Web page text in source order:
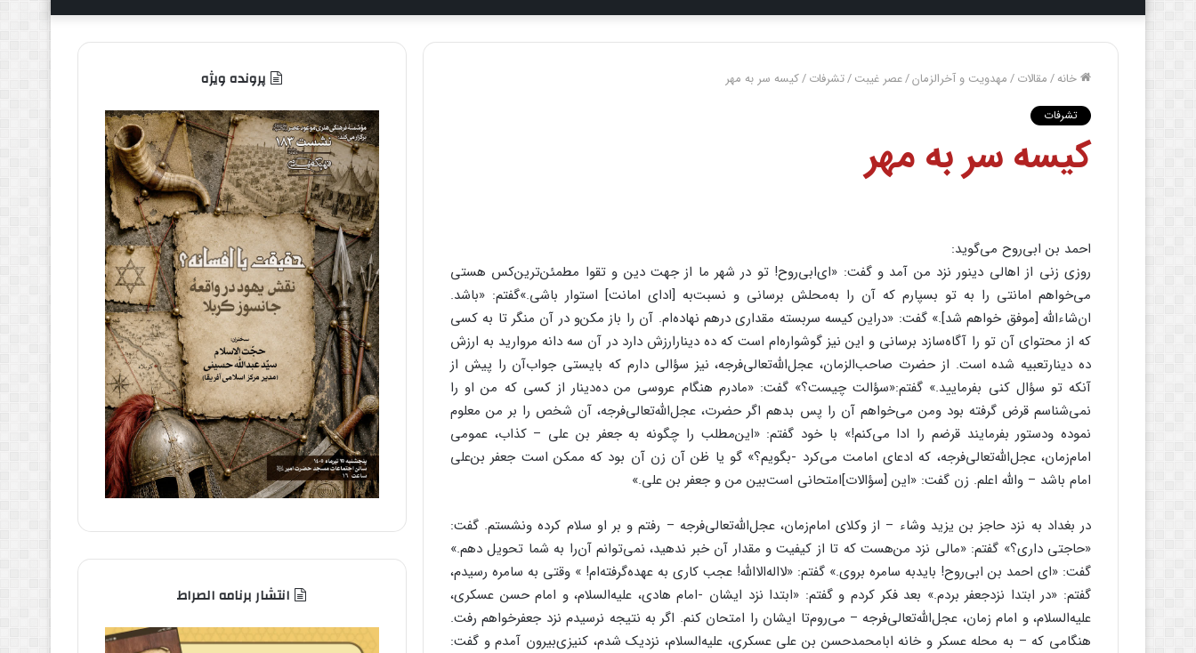
برایپوسته
خانه/مقالات/مهدویت و آخرالزمان/عصر غیبت/تشرفات/کیسه سر به مهر
تشرفات
کیسه سر به مهر
احمد بن ابى‌‌روح مى‌‌گوید:
روزى زنى از اهالى دینور نزد من آمد و گفت: «اى‌‌ابى‌‌روح! تو در شهر ما از جهت دین و تقوا مطمئن‌‌ترین‌‌کس هستى
مى‌‌خواهم امانتى را به تو بسپارم که آن را به‌‌محلش برسانى و نسبت‌‌به [اداى امانت] استوار باشى.»گفتم: «باشد.
ان‌‌شاءالله [موفق خواهم شد].» گفت: «دراین کیسه سربسته مقدارى درهم نهاده‌‌ام. آن را باز مکن‌‌و در آن منگر تا به کسى
که از محتواى آن تو را آگاه‌‌سازد برسانى و این نیز گوشواره‌‌ام است که ده دینارارزش دارد در آن سه دانه مروارید به ارزش
ده دینارتعبیه شده است. از حضرت صاحب‌‌الزمان، عجل‌‌الله‌‌تعالى‌‌فرجه، نیز سؤالى دارم که بایستى جواب‌‌آن را پیش از
آنکه تو سؤال کنى بفرمایید.» گفتم:«سؤالت چیست؟» گفت: «مادرم هنگام عروسى من ده‌‌دینار از کسى که من او را
نمى‌‌شناسم قرض گرفته بود ومن مى‌‌خواهم آن را پس بدهم اگر حضرت، عجل‌‌الله‌‌تعالى‌‌فرجه، آن شخص را بر من معلوم
نموده ودستور بفرمایند قرضم را ادا مى‌‌کنم!» با خود گفتم: «این‌‌مطلب را چگونه به جعفر بن على – کذاب، عمومى
امام‌‌زمان، عجل‌‌الله‌‌تعالى‌‌فرجه، که ادعاى امامت مى‌‌کرد -بگویم؟» گو یا ظن آن زن آن بود که ممکن است جعفر بن‌‌على
امام باشد – والله اعلم. زن گفت: «این [سؤالات]امتحانى است‌‌بین من و جعفر بن على.»
در بغداد به نزد حاجز بن یزید وشاء – از وکلاى امام‌‌زمان، عجل‌‌الله‌‌تعالى‌‌فرجه – رفتم و بر او سلام کرده ونشستم. گفت:
«حاجتى دارى؟» گفتم: «مالى نزد من‌‌هست که تا از کیفیت و مقدار آن خبر ندهید، نمى‌‌توانم آن‌‌را به شما تحویل دهم.»
گفت: «اى احمد بن ابى‌‌روح! بایدبه سامره بروى.» گفتم: «لااله‌‌الاالله! عجب کارى به عهده‌‌گرفته‌‌ام! » وقتى به سامره رسیدم،
گفتم: «در ابتدا نزدجعفر بردم.» بعد فکر کردم و گفتم: «ابتدا نزد ایشان -امام هادى، علیه‌‌السلام، و امام حسن عسکرى،
علیه‌‌السلام، و امام زمان، عجل‌‌الله‌‌تعالى‌‌فرجه – مى‌‌روم‌‌تا ایشان را امتحان کنم. اگر به نتیجه نرسیدم نزد جعفرخواهم رفت.
هنگامى که – به محله عسکر و خانه ابامحمدحسن بن على عسکرى، علیه‌‌السلام، نزدیک شدم، کنیزى‌‌بیرون آمدم و گفت:
پرونده ویژه
انتشار برنامه الصراط